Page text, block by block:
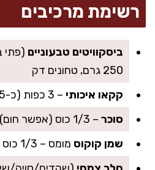
רשימת מרכיבים
ביסקוויטים טבעוניים (פתי
250 גרם, טחונים דק
קקאו איכותי – 3 כפות (כ-25 גרם)
סוכר – 1/3 כוס (אפשר חום)
שמן קוקוס מומס – 1/3 כוס (כ-80 מ״ל)